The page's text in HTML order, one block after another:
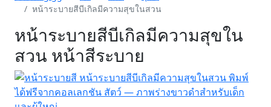
หน้าระบายสีบีเกิลมีความสุขในสวน
หน้าระบายสีบีเกิลมีความสุขใน
สวน หน้าสีระบาย